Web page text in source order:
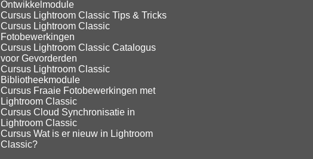
Ontwikkelmodule
Cursus Lightroom Classic Tips & Tricks
Cursus Lightroom Classic
Fotobewerkingen
Cursus Lightroom Classic Catalogus
voor Gevorderden
Cursus Lightroom Classic
Bibliotheekmodule
Cursus Fraaie Fotobewerkingen met
Lightroom Classic
Cursus Cloud Synchronisatie in
Lightroom Classic
Cursus Wat is er nieuw in Lightroom
Classic?